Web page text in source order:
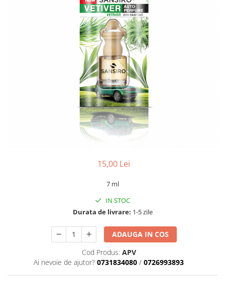
15,00 Lei
7 ml
IN STOC
Durata de livrare: 1-5 zile
ADAUGA IN COS
Cod Produs: APV
Ai nevoie de ajutor? 0731834080 / 0726993893